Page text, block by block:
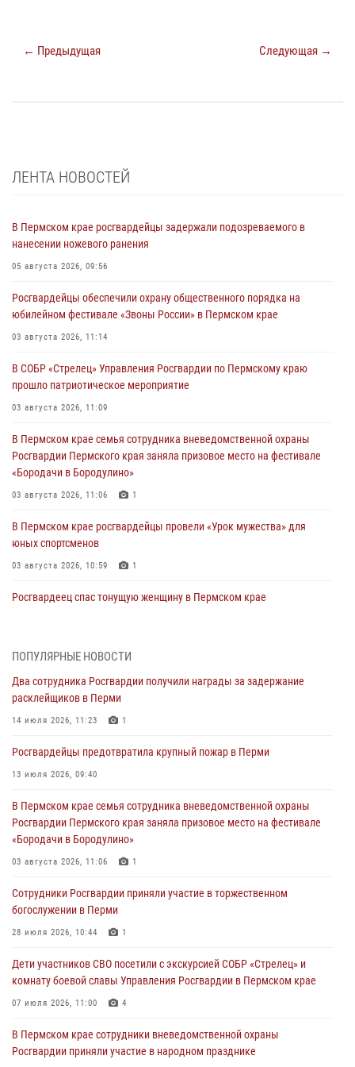
← Предыдущая Следующая →
ЛЕНТА НОВОСТЕЙ
В Пермском крае росгвардейцы задержали подозреваемого в
нанесении ножевого ранения
05 августа 2026, 09:56
Росгвардейцы обеспечили охрану общественного порядка на
юбилейном фестивале «Звоны России» в Пермском крае
03 августа 2026, 11:14
В СОБР «Стрелец» Управления Росгвардии по Пермскому краю
прошло патриотическое мероприятие
03 августа 2026, 11:09
В Пермском крае семья сотрудника вневедомственной охраны
Росгвардии Пермского края заняла призовое место на фестивале
«Бородачи в Бородулино»
03 августа 2026, 11:06 1
В Пермском крае росгвардейцы провели «Урок мужества» для
юных спортсменов
03 августа 2026, 10:59 1
Росгвардеец спас тонущую женщину в Пермском крае
Сотрудники Росгвардии приняли участие в торжественном
28 июля 2026, 10:44 1
Росгвардейцы оказали силовую поддержку при задержании
28 июля 2026, 06:15
ведомственной акции «Каникулы с Росгвардией»
24 июля 2026, 08:45
Юные защитники порядка: росгвардейцы провели день в клубе
24 июля 2026, 08:43
ПОПУЛЯРНЫЕ НОВОСТИ
Два сотрудника Росгвардии получили награды за задержание
расклейщиков в Перми
14 июля 2026, 11:23 1
Росгвардейцы предотвратила крупный пожар в Перми
13 июля 2026, 09:40
В Пермском крае семья сотрудника вневедомственной охраны
Росгвардии Пермского края заняла призовое место на фестивале
«Бородачи в Бородулино»
03 августа 2026, 11:06 1
Сотрудники Росгвардии приняли участие в торжественном
богослужении в Перми
28 июля 2026, 10:44 1
Дети участников СВО посетили с экскурсией СОБР «Стрелец» и
комнату боевой славы Управления Росгвардии в Пермском крае
07 июля 2026, 11:00 4
В Пермском крае сотрудники вневедомственной охраны
Росгвардии приняли участие в народном празднике